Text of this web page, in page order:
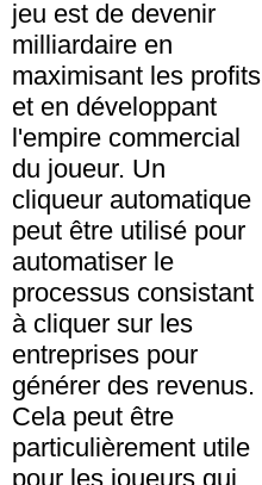
jeu est de devenir
milliardaire en
maximisant les profits
et en développant
l'empire commercial
du joueur. Un
cliqueur automatique
peut être utilisé pour
automatiser le
processus consistant
à cliquer sur les
entreprises pour
générer des revenus.
Cela peut être
particulièrement utile
pour les joueurs qui